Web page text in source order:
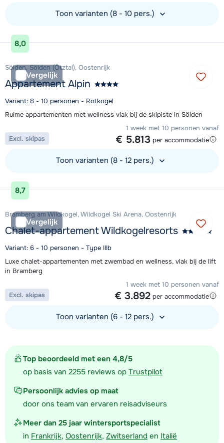
Top beoordeeld met een 4,8/5
op basis van 2255 reviews op Trustpilot
Persoonlijk advies op maat
door ons team van ervaren reisadviseurs
Meer dan 25 jaar wintersportspecialist
in Frankrijk, Oostenrijk, Zwitserland en Italië
Toon varianten (8 - 10 pers.)
Bekijk accommodatie
8,0
Vergelijk
Sölden, Sölden (Ötztal), Oostenrijk
Appartement Alpin
Variant: 8 - 10 personen - Rotkogel
Ruime appartementen met wellness vlak bij de skipiste in Sölden
1 week met 10 personen vanaf
€ 5.813 per accommodatie
Excl. skipas
Toon varianten (8 - 12 pers.)
Bekijk accommodatie
8,7
Vergelijk
Bramberg am Wildkogel, Wildkogel Ski Arena, Oostenrijk
Chalet-appartement Wildkogelresorts
Variant: 6 - 10 personen - Type IIIb
Luxe chalet-appartementen met zwembad en wellness, vlak bij de lift
in Bramberg
1 week met 10 personen vanaf
€ 3.892 per accommodatie
Excl. skipas
Toon varianten (6 - 12 pers.)